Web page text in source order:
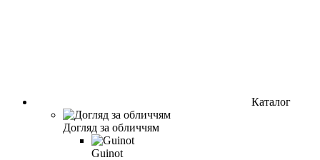
Каталог
Догляд за обличчям
Guinot